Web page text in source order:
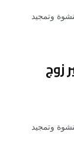
وتمجيد
زوج
وتمجيد